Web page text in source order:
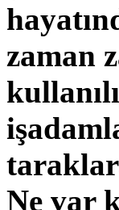
zaman
Ne var